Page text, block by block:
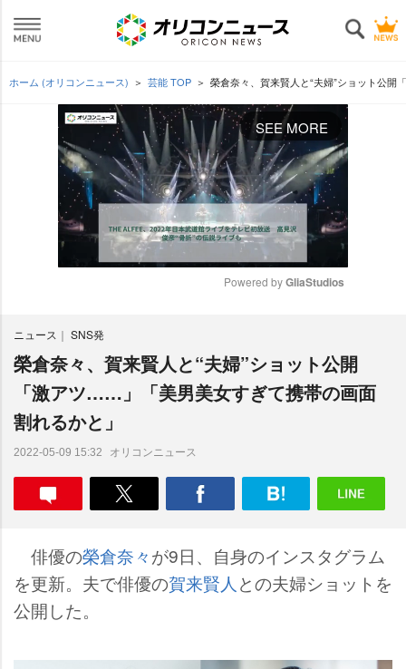
ホーム (オリコンニュース) 芸能 TOP 榮倉奈々、賀来賢人と“夫婦”ショット公
SEE MORE
e
Powered by GliaStudios
ニュース SNS発
榮倉奈々、賀来賢人と“夫婦”ショット公開
「激アツ……」「美男美女すぎて携帯の画面
割れるかと」
2022-05-09 15:32 オリコンニュース
俳優の榮倉奈々が9日、自身のインスタグラム
を更新。夫で俳優の賀来賢人 との夫婦ショットを
公開した。